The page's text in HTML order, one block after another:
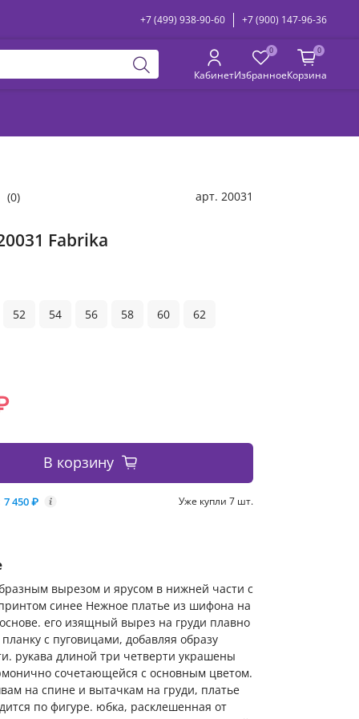
+7 (499) 938-90-60 +7 (900) 147-96-36
Кабинет
0
Избранное
0
Корзина
(0) арт. 20031
Fabrika
52 54 56 58 60 62
В корзину
7 450 ₽ i Уже купли 7 шт.
вырезом и ярусом в нижней части с
синее Нежное платье из шифона на
его изящный вырез на груди плавно
с пуговицами, добавляя образу
рукава длиной три четверти украшены
сочетающейся с основным цветом.
на спине и вытачкам на груди, платье
по фигуре. юбка, расклешенная от